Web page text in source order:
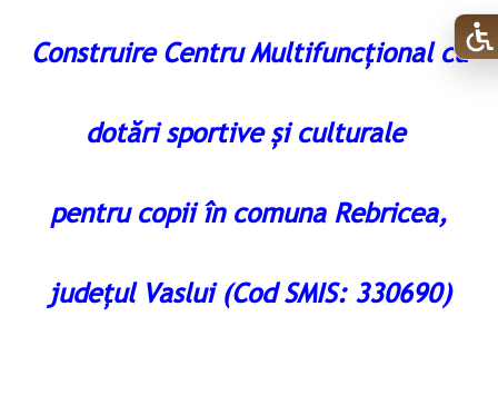
Construire Centru Multifuncțional cu
dotări sportive și culturale
pentru copii în comuna Rebricea,
județul Vaslui (Cod SMIS: 330690)